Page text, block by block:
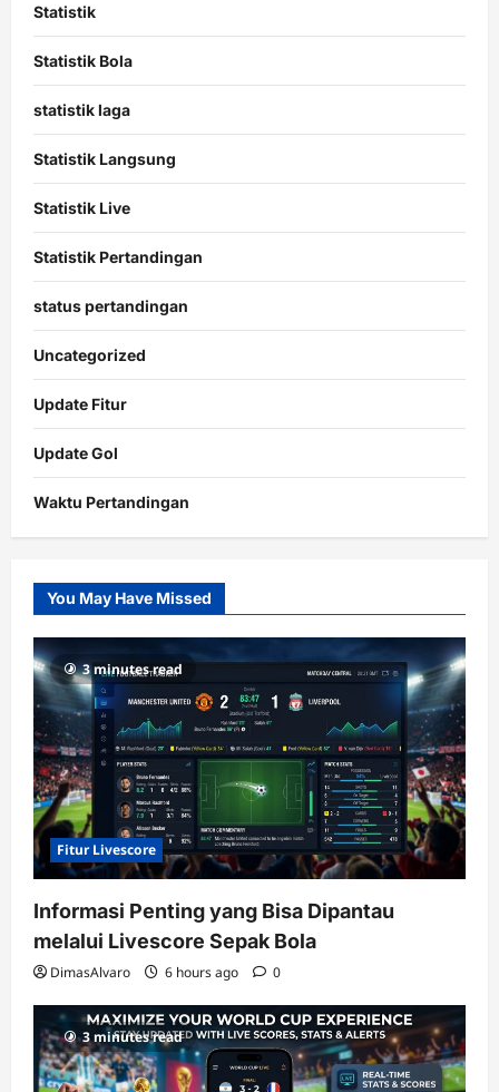
Statistik
Statistik Bola
statistik laga
Statistik Langsung
Statistik Live
Statistik Pertandingan
status pertandingan
Uncategorized
Update Fitur
Update Gol
Waktu Pertandingan
Slot
Gacor
RTP
terupdate
You May Have Missed
3 minutes read
Fitur Livescore
Informasi Penting yang Bisa Dipantau
melalui Livescore Sepak Bola
DimasAlvaro 6 hours ago 0
3 minutes read